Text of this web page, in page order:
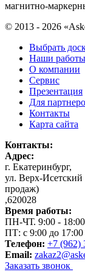
магнитно-
© 2013 - 2026
Выбрать
Наши работы
О компании
Сервис
Презентация
Для
Контакты
Карта сайта
Контакты:
Адрес:
г. Екатеринбург,
ул. Верх-Исетский
продаж)
,620028
Время работы:
ПН-ЧТ. 9:00 - 18:00
ПТ: с 9:00 до 17:00
Телефон: +7 (962)
Email:
Заказать звонок